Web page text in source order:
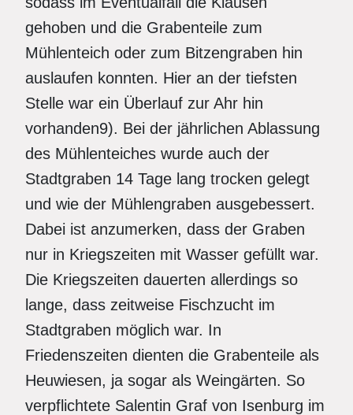
gehoben und die Grabenteile zum
Mühlenteich oder zum Bitzengraben hin
auslaufen konnten. Hier an der tiefsten
Stelle war ein Überlauf zur Ahr hin
vorhanden9). Bei der jährlichen Ablassung
des Mühlenteiches wurde auch der
Stadtgraben 14 Tage lang trocken gelegt
und wie der Mühlengraben ausgebessert.
Dabei ist anzumerken, dass der Graben
nur in Kriegszeiten mit Wasser gefüllt war.
Die Kriegszeiten dauerten allerdings so
lange, dass zeitweise Fischzucht im
Stadtgraben möglich war. In
Friedenszeiten dienten die Grabenteile als
Heuwiesen, ja sogar als Weingärten. So
verpflichtete Salentin Graf von Isenburg im